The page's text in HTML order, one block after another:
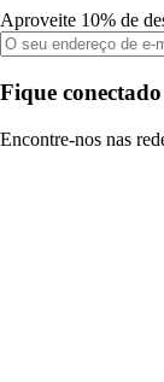
Aproveite 10% de
Fique conectado
Encontre-nos nas